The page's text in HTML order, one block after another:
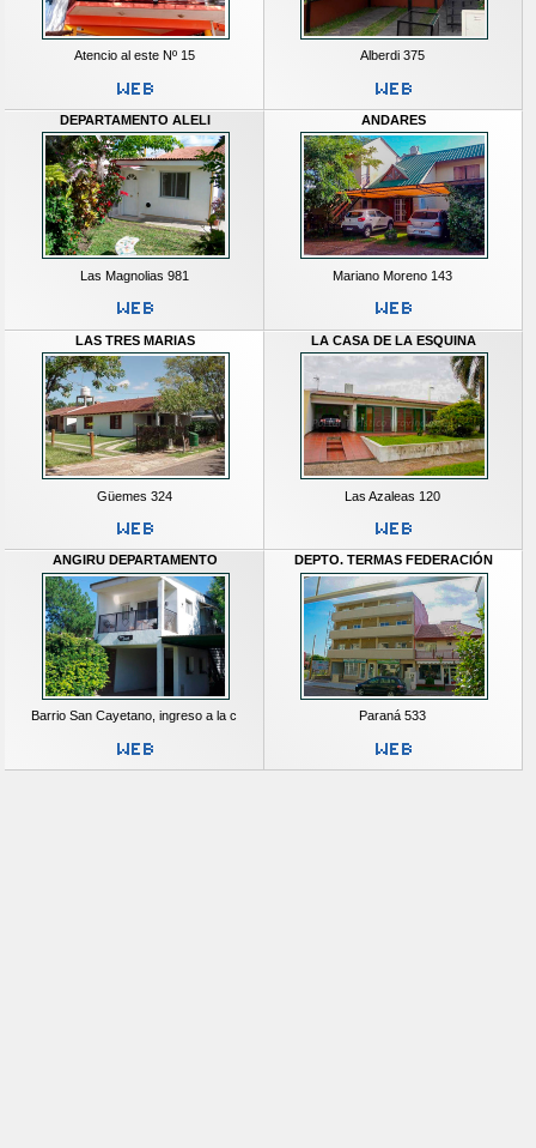
Atencio al este Nº 15 Alberdi 375
DEPARTAMENTO ALELI
Las Magnolias 981
ANDARES
Mariano Moreno 143
LAS TRES MARIAS
Güemes 324
LA CASA DE LA ESQUINA
Las Azaleas 120
ANGIRU DEPARTAMENTO
Barrio San Cayetano, ingreso a la c
DEPTO. TERMAS FEDERACIÓN
Paraná 533